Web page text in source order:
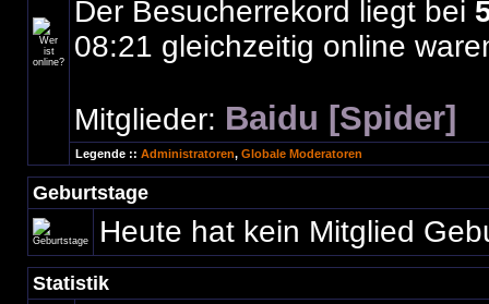
Der Besucherrekord liegt bei
08:21 gleichzeitig online
Mitglieder: Baidu [Spider]
Legende :: Administratoren, Globale Moderatoren
Geburtstage
Heute hat kein Mitglied
Statistik